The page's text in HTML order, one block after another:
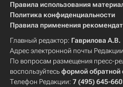
Правила использования
Политика конфиденциальности
Правила применения
Главный редактор: Гаврилова А.В.
Адрес электронной почты
По вопросам размещения пресс-
воспользуйтесьформой обратной
Телефон Редакции: 7 (495) 645-